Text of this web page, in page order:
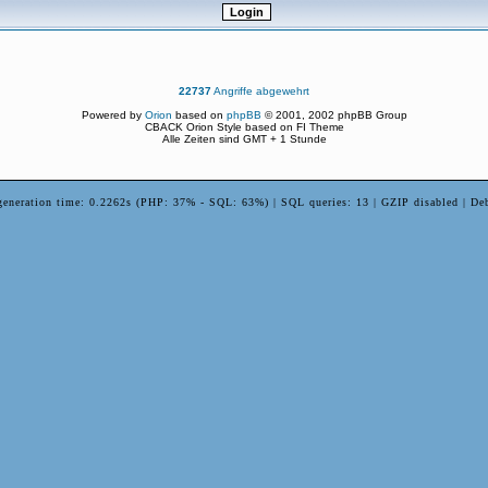
22737Angriffe abgewehrt
Powered by Orion based on phpBB © 2001, 2002 phpBB Group
CBACK Orion Style based on FI Theme
Alle Zeiten sind GMT + 1 Stunde
time: 0.2262s (PHP: 37% - SQL: 63%) | SQL queries: 13 | GZIP disabled |